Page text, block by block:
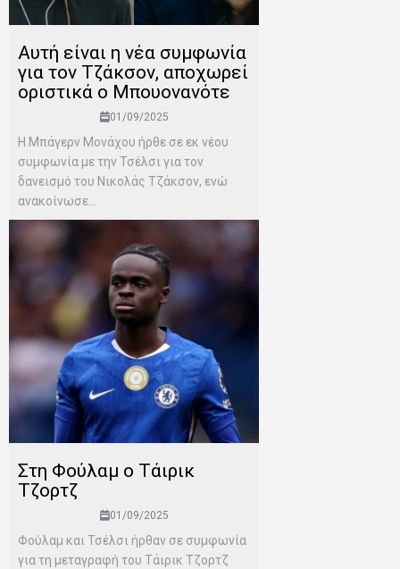
Αυτή είναι η νέα συμφωνία
για τον Τζάκσον, αποχωρεί
οριστικά ο Μπουονανότε
01/09/2025
Η Μπάγερν Μονάχου ήρθε σε εκ νέου
συμφωνία με την Τσέλσι για τον
δανεισμό του Νικολάς Τζάκσον, ενώ
ανακοίνωσε...
Στη Φούλαμ ο Τάιρικ
Τζορτζ
01/09/2025
Φούλαμ και Τσέλσι ήρθαν σε συμφωνία
για τη μεταγραφή του Τάιρικ Τζορτζ